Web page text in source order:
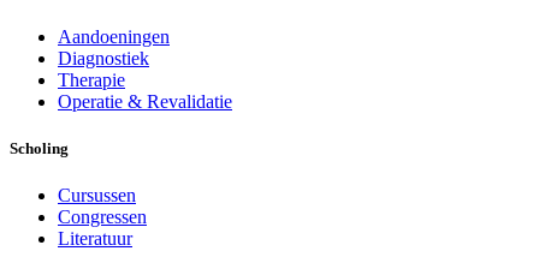
Aandoeningen
Diagnostiek
Therapie
Operatie & Revalidatie
Scholing
Cursussen
Congressen
Literatuur